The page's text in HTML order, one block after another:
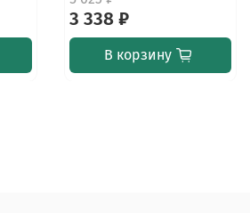
3 338 ₽
В корзину